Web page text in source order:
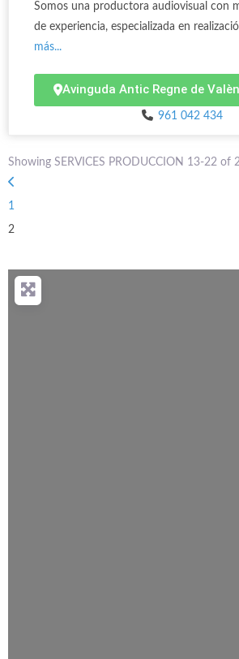
Somos una productora audiovisual con
de experiencia, especializada en
más...
Avinguda Antic Regne de
961 042 434
Showing SERVICES PRODUCCION 13-22 of
1
2